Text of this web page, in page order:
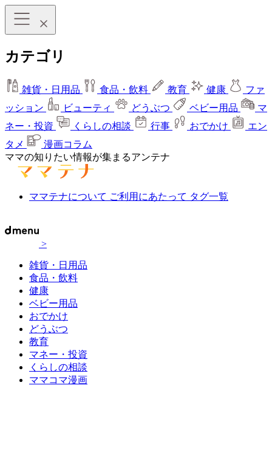
カテゴリ
雑貨・日用品 食品・飲料 教育 健康
ファ
ッション
ビューティ どうぶつ ベビー用品
マ
ネー・投資
くらしの相談 行事 おでかけ
エン
タメ
漫画コラム
ママの知りたい情報が集まるアンテナ
ママテナについて ご利用にあたって タグ一覧
>
雑貨・日用品
食品・飲料
健康
ベビー用品
おでかけ
どうぶつ
教育
マネー・投資
くらしの相談
ママコマ漫画